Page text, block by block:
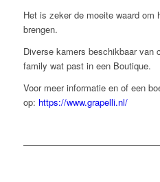
Het is zeker de moeite waard om
brengen.
Diverse kamers beschikbaar van
family wat past in een Boutique.
Voor meer informatie en of een
op: https://www.grapelli.nl/